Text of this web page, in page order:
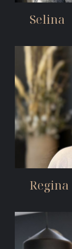
Selina
Regina